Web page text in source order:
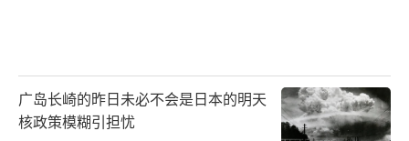
广岛长崎的昨日未必不会是日本的明天
核政策模糊引担忧